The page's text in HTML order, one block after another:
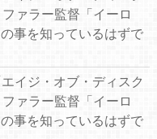
ァラー監督「イーロ
事を知っているはずで
イジ・オブ・ディスク
ァラー監督「イーロ
事を知っているはずで